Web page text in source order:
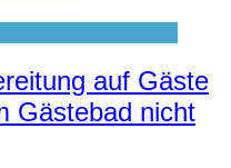
auf Gäste
Gästebad nicht